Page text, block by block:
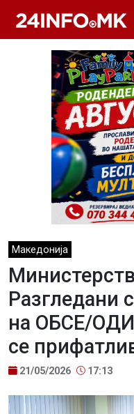
Македонија
Разгледани
на ОБСЕ/
се
21/05/2026 17:13